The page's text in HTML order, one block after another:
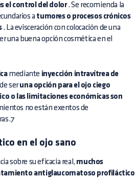
el control del dolor. Se recomienda la
a tumores o procesos crónicos
. La evisceración con colocación de una
una buena opción cosmética en el
mediante inyección intravítrea de
seruna opción para el ojo ciego
o las limitaciones económicas son
no están exentos de
en el ojo sano
sobre su eficacia real, muchos
antiglaucomatoso profiláctico